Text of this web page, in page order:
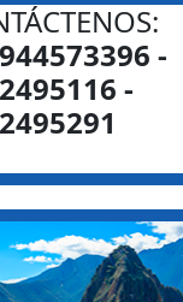
-
-